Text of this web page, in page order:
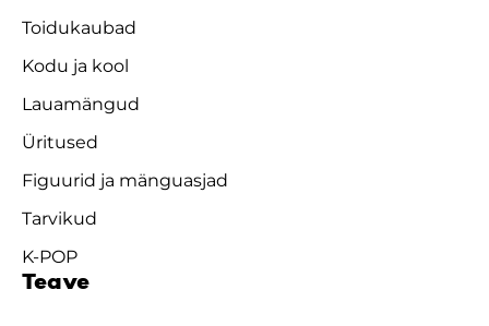
Toidukaubad
Kodu ja kool
Lauamängud
Üritused
Figuurid ja mänguasjad
Tarvikud
K-POP
Teave